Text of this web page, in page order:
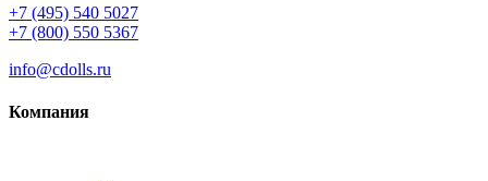
+7 (495) 540 5027
+7 (800) 550 5367
info@cdolls.ru
Компания